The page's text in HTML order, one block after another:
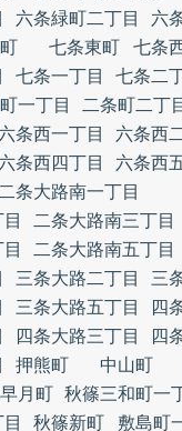
六条緑町二丁目
六
七条東町
七条
七条一丁目
七条二
一丁目
二条町二丁
六条西一丁目
六条西
六条西四丁目
六条西
二条大路南一丁目
二条大路南三丁目
二条大路南五丁目
三条大路二丁目
三
三条大路五丁目
四
四条大路三丁目
四
押熊町 中山町
月町 秋篠三和町一
秋篠新町 敷島町